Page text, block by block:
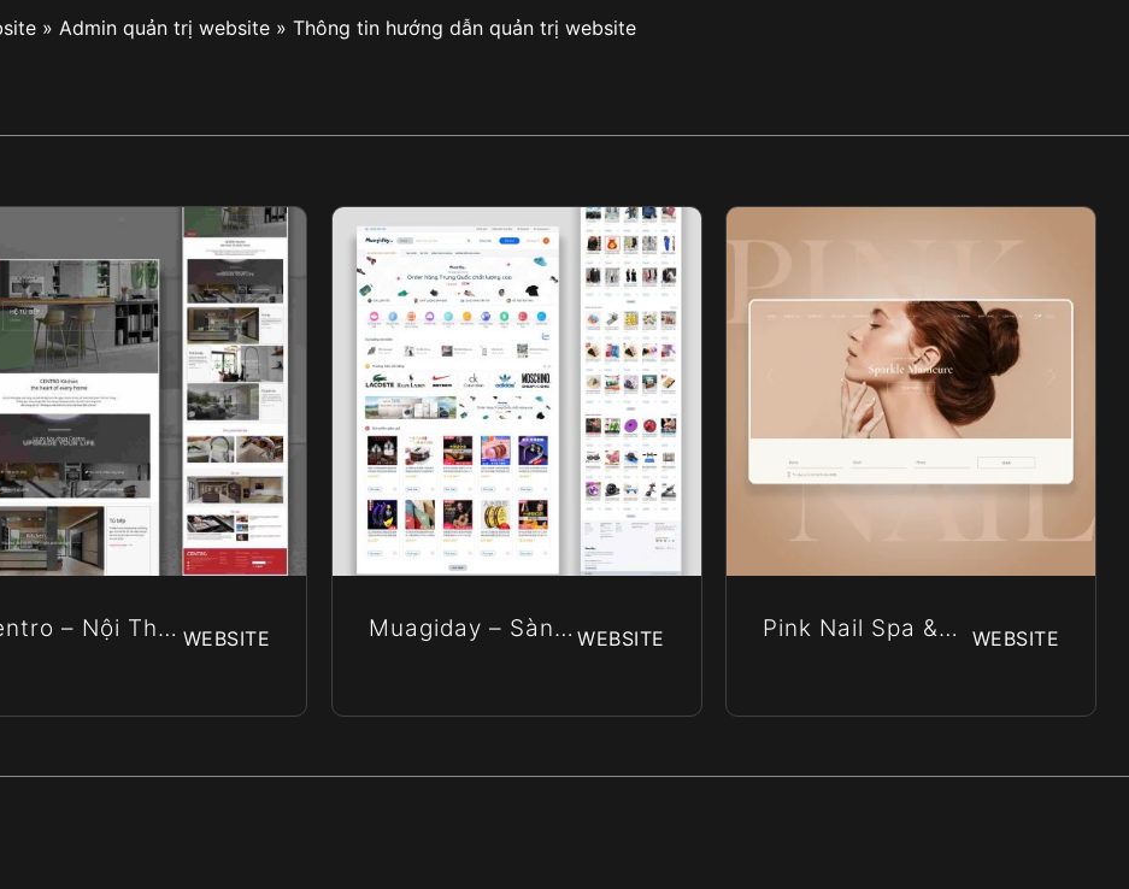
» Admin quản trị website » Thông tin hướng dẫn quản trị website
– Nội Thất WEBSITE
Muagiday – Sàn
Giới Hàng Đầu
WEBSITE
Pink Nail Spa &
WEBSITE